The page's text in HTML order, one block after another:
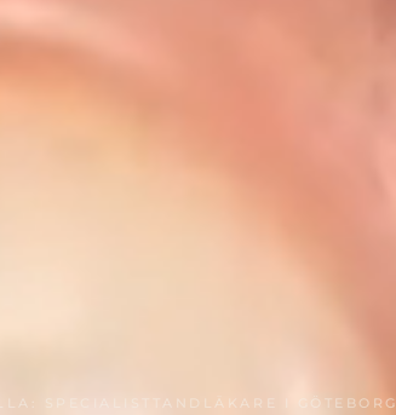
SPECIALISTTANDLÄKARE I GÖTEBORG